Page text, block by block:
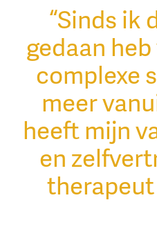
“Sinds ik
gedaan
complexe
meer
heeft mijn
en